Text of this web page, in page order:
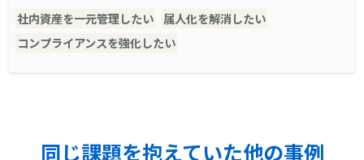
社内資産を一元管理したい
属人化を解消したい
コンプライアンスを強化したい
同じ課題を抱えていた他の事例